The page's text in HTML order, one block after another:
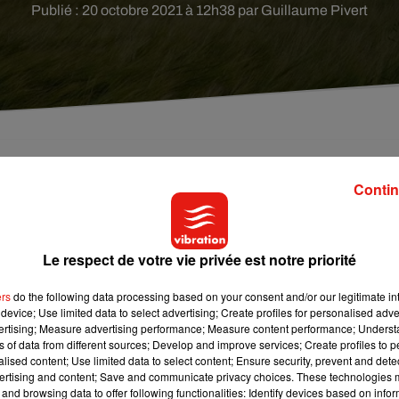
Publié : 20 octobre 2021 à 12h38 par Guillaume Pivert
principalement au nord de la Loire.
vents violents ce mercredi par
sera ventée dès ce mercredi après-midi.
au fil de la soirée avec« un coup de vent attendu
Le respect de votre vie privée est notre priorité
do the following data processing based on your consent and/or our legitimate
Use limited data to select advertising; Create profiles for personalised
Measure advertising performance; Measure content performance;
of data from different sources; Develop and improve services; Create profiles to
content; Use limited data to select content; Ensure security, prevent and
and content; Save and communicate privacy choices. These technologies
browsing data to offer following functionalities: Identify devices based on